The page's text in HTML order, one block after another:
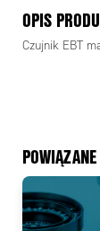
OPIS
Czujnik EBT
POWIĄZANE